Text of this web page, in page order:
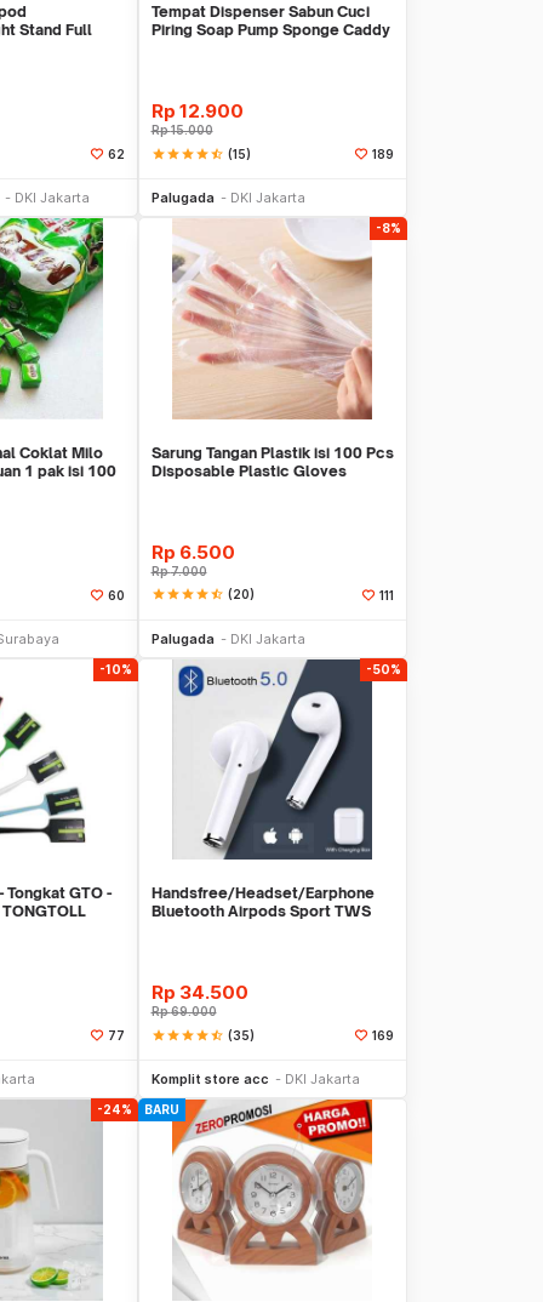
Stand Full
62
DKI Jakarta
Tempat Dispenser Sabun Cuci
Piring Soap Pump Sponge Caddy
Rp 12.900
Rp15.000
starstarstarstarstar_half (15) 189
Palugada DKI Jakarta
Coklat Milo
1 pak isi 100
60
-8%
Sarung Tangan Plastik isi 100 Pcs
Disposable Plastic Gloves
Rp 6.500
Rp7.000
starstarstarstarstar_half (20) 111
Palugada DKI Jakarta
-10%
Tongkat GTO -
77
-50%
Handsfree/Headset/Earphone
Bluetooth Airpods Sport TWS
Rp 34.500
Rp69.000
starstarstarstarstar_half (35) 169
Komplit store acc DKI Jakarta
-24% BARU